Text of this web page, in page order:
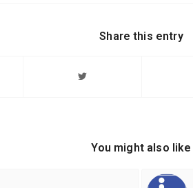
Share this entry
You might also like